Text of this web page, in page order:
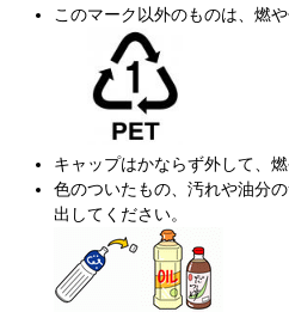
このマーク以外のものは、燃
キャップはかならず外して、
色のついたもの、汚れや油分
出してください。